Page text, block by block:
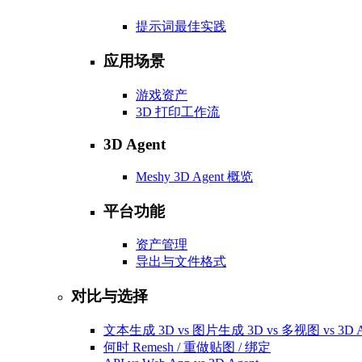
提示词最佳实践
应用场景
游戏资产
3D 打印工作流
3D Agent
Meshy 3D Agent 概览
平台功能
资产管理
导出与文件格式
对比与选择
文本生成 3D vs 图片生成 3D vs 多视图 vs 3D
何时 Remesh / 重做贴图 / 绑定